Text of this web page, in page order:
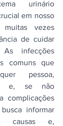
urinário
em nosso
muitas vezes
de cuidar
As infecções
comuns que
pessoa,
e, se não
complicações
informar
causas e,